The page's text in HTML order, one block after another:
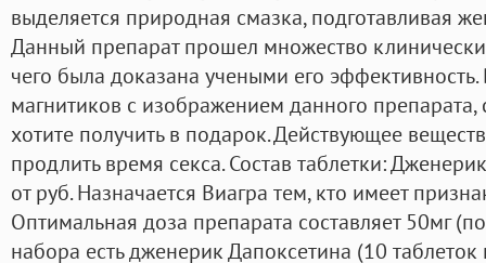
выделяется природная смазка, подготавливая
Данный препарат прошел множество
чего была доказана учеными его
магнитиков с изображением данного
хотите получить в подарок. Действующее
продлить время секса. Состав таблетки:
от руб. Назначается Виагра тем, кто имеет
Оптимальная доза препарата составляет 50мг
набора есть дженерик Дапоксетина (10